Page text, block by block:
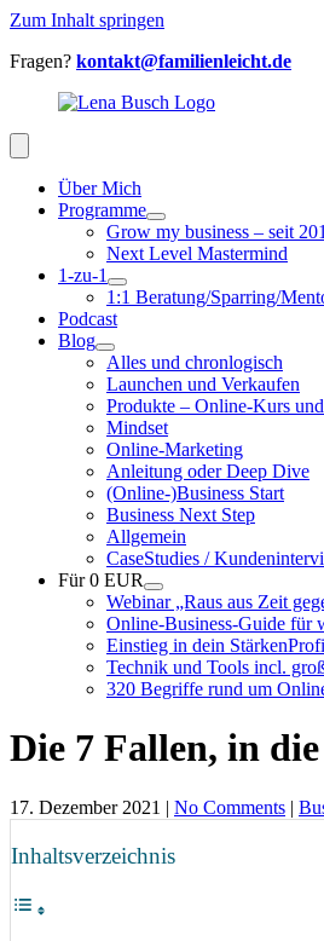
Zum Inhalt springen
Fragen? kontakt@familienleicht.de
Über Mich
Programme
Grow my business – seit
Next Level Mastermind
1-zu-1
1:1 Beratung/Sparring/
Podcast
Blog
Alles und chronlogisch
Launchen und Verkaufen
Produkte – Online-Kurs
Mindset
Online-Marketing
Anleitung oder Deep Dive
(Online-)Business Start
Business Next Step
Allgemein
CaseStudies /
Für 0 EUR
Webinar „Raus aus Zeit
Online-Business-Guide für
Einstieg in dein
Technik und Tools incl.
320 Begriffe rund um
Die 7 Fallen, in
17. Dezember 2021 | No Comments |
Inhaltsverzeichnis